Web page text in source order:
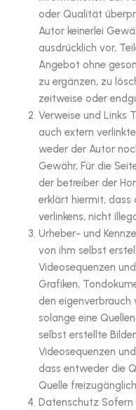
oder Qualität
Autor keinerlei
ausdrücklich vor,
Angebot ohne
zu ergänzen, zu
zeitweise oder
Verweise und Links
auch extern
weder der Autor
Gewähr, Für die
der betreiber der
erklärt hiermit, dass
verlinkens, nicht
Urheber- und
von ihm selbst
Videosequenzen
Grafiken,
den
solange eine
selbst erstellte
Videosequenzen
dass entweder die
Quelle
Datenschutz Sofern